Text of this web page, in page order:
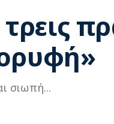
σιωπή...